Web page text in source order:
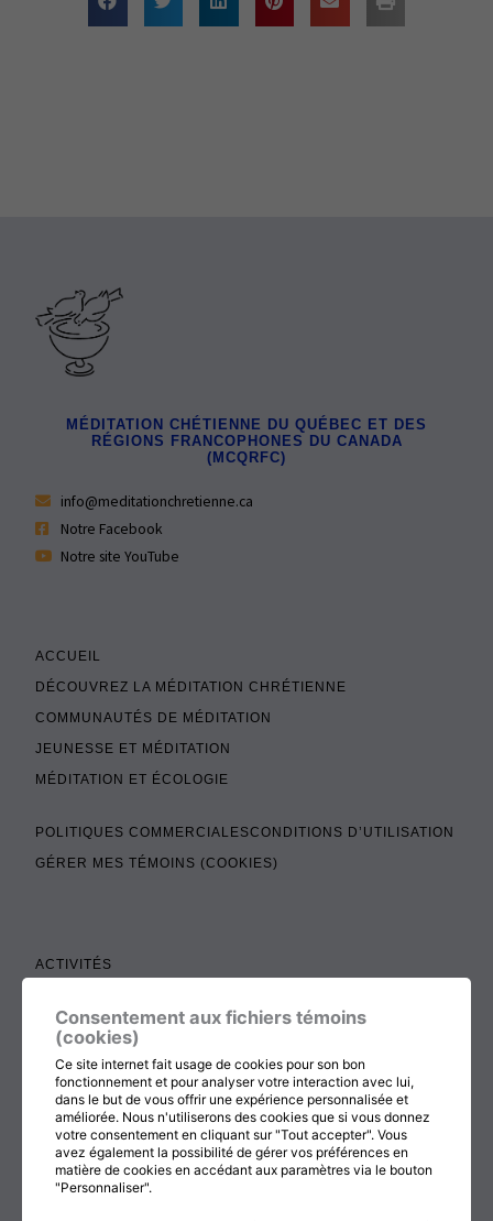
MÉDITATION CHÉTIENNE DU QUÉBEC ET DES
RÉGIONS FRANCOPHONES DU CANADA
(MCQRFC)
info@meditationchretienne.ca
Notre Facebook
Notre site YouTube
ACCUEIL
DÉCOUVREZ LA MÉDITATION CHRÉTIENNE
COMMUNAUTÉS DE MÉDITATION
JEUNESSE ET MÉDITATION
MÉDITATION ET ÉCOLOGIE
POLITIQUES COMMERCIALESCONDITIONS D’UTILISATION
GÉRER MES TÉMOINS (COOKIES)
ACTIVITÉS
ADMINISTRATION
BOUTIQUE
COTISATION, RENOUVELLEMENT ET ÉCHOS
DON
CONTACTEZ-NOUS
Consentement aux fichiers témoins
(cookies)
Ce site internet fait usage de cookies pour son bon
fonctionnement et pour analyser votre interaction avec lui,
dans le but de vous offrir une expérience personnalisée et
améliorée. Nous n'utiliserons des cookies que si vous donnez
votre consentement en cliquant sur "Tout accepter". Vous
avez également la possibilité de gérer vos préférences en
matière de cookies en accédant aux paramètres via le bouton
"Personnaliser".